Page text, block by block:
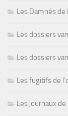
Les Damnés de
Les dossiers
Les dossiers
Les fugitifs de
Les journaux de